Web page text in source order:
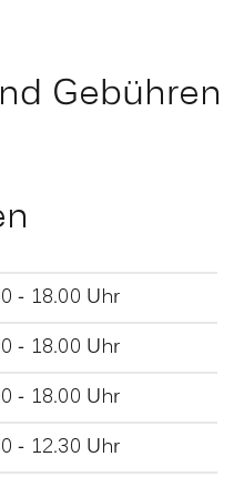
Gebühren
- 18.00 Uhr
- 18.00 Uhr
- 18.00 Uhr
- 12.30 Uhr